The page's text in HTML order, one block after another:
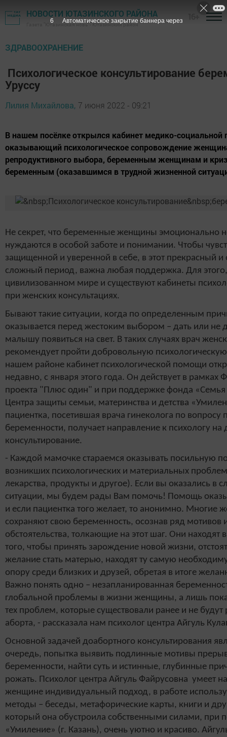
НОВОСТИ ЮТАЗИНСКОГО РАЙОНА
Газета "Ютазинская новь" - Ютазинский район
ЗДРАВООХРАНЕНИЕ
Психологическое консультирование
Уруссу
Лилия Михайлова, 7 июня 2022 - 09:21
В нашем посёлке открылся кабинет медико-
оказывающий психологическое сопровождение
репродуктивного выбора, беременным женщинам и
беременным (оказавшимся в трудной жизненной
Не секрет, что беременные женщины эмоционально
нуждаются в особой заботе и понимании. Чтобы
защищенной и уверенной в себе, в этот прекрасный
сложный период, важна любая поддержка. Для
цивилизованном мире и существуют кабинеты
при женских консультациях.
Бывают такие ситуации, когда по определенным
оказывается перед жестоким выбором – дать или не
малышу появиться на свет. В таких случаях врач
рекомендует пройти добровольную
нашем районе кабинет психологической помощи
недавно, с января этого года. Он действует в рамках
проекта "Плюс один" и при поддержке фонда «Семья
Центра защиты семьи, материнства и детства
пациентка, посетившая врача гинеколога по вопросу
беременности, получает направление к психологу на
консультирование.
- Каждой мамочке стараемся оказывать посильную
возникших психологических и материальных
лекарства, продукты и другое). Если вы оказались в
ситуации, мы будем рады Вам помочь! Помощь
и если пациентка того желает, то анонимно. Многие
сохраняют свою беременность, осознав ряд мотивов
обстоятельства, толкающие на этот шаг. Они находят
того, чтобы принять зарождение новой жизни,
желание стать матерью, находят ту самую
опору среди близких и друзей, обретая в итоге
Важно понять одно – незапланированная
глобальной проблемы в жизни женщины, а лишь
тех проблем, которые существовали ранее и не
аборта, - рассказала нам психолог центра Айгуль
Основной задачей доабортного консультирования
очередь, попытка выявить подлинные мотивы
беременности, найти суть и истинные, глубинные
рожать. Психолог центра Айгуль Файрусовна умеет
женщине индивидуальный подход, в работе
методы – беседы, метафорические карты, книги и
который она обустроила собственными силами, при
«Умиление» (г. Казань), очень уютно и красиво.
5 Автоматическое закрытие баннера через